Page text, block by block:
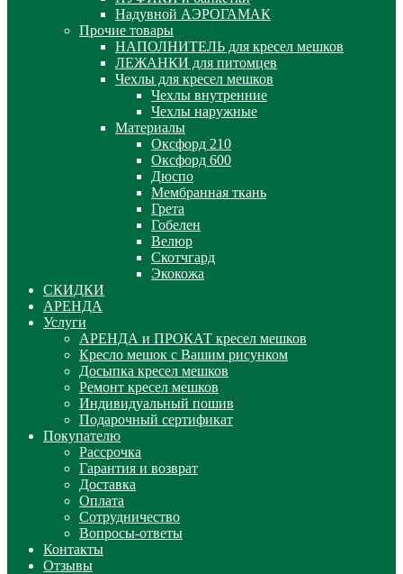
Надувной АЭРОГАМАК
Прочие товары
НАПОЛНИТЕЛЬ для кресел мешков
ЛЕЖАНКИ для питомцев
Чехлы для кресел мешков
Чехлы внутренние
Чехлы наружные
Материалы
Оксфорд 210
Оксфорд 600
Дюспо
Мембранная ткань
Грета
Гобелен
Велюр
Скотчгард
Экокожа
СКИДКИ
АРЕНДА
Услуги
АРЕНДА и ПРОКАТ кресел мешков
Кресло мешок с Вашим рисунком
Досыпка кресел мешков
Ремонт кресел мешков
Индивидуальный пошив
Подарочный сертификат
Покупателю
Рассрочка
Гарантия и возврат
Доставка
Оплата
Сотрудничество
Вопросы-ответы
Контакты
Отзывы